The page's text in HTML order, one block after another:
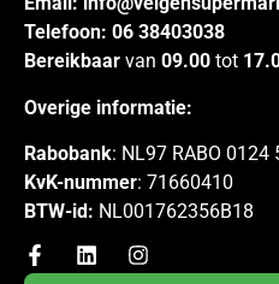
Telefoon: 06 38403038
Bereikbaar van 09.00 tot
Overige informatie:
Rabobank: NL97 RABO 0124
KvK-nummer: 71660410
BTW-id: NL001762356B18